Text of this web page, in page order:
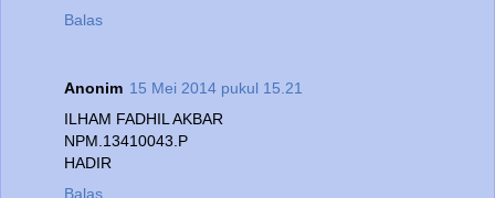
Balas
Anonim 15 Mei 2014 pukul 15.21
ILHAM FADHIL AKBAR
NPM.13410043.P
HADIR
Balas